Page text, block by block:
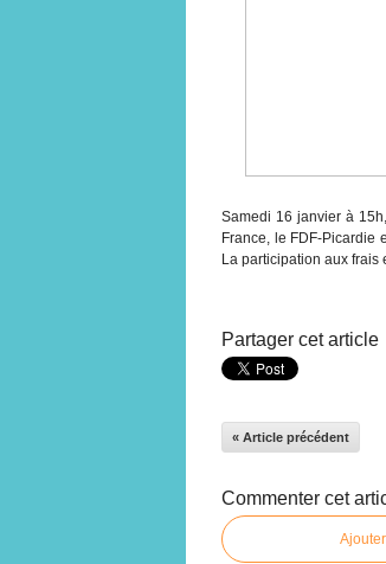
Samedi 16 janvier à
France, le FDF-Picardie
La participation aux frais
Partager cet article
« Article précédent
Commenter cet